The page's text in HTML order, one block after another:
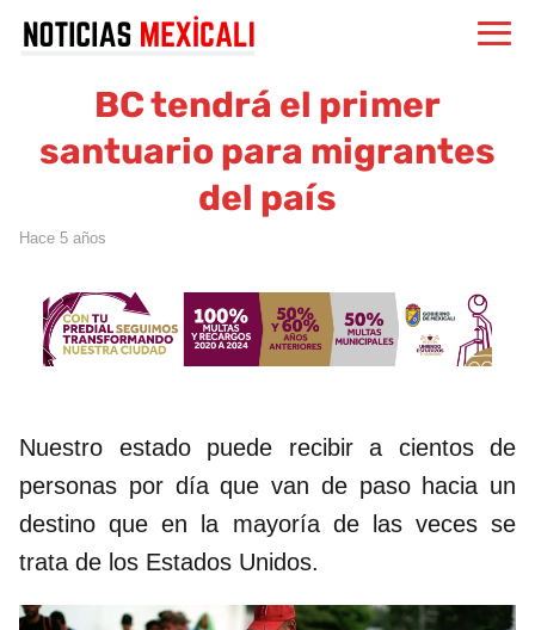
BC tendrá el primer
santuario para migrantes
del país
hace 5 años
Nuestro estado puede recibir a cientos de
personas por día que van de paso hacia un
destino que en la mayoría de las veces se
trata de los Estados Unidos.